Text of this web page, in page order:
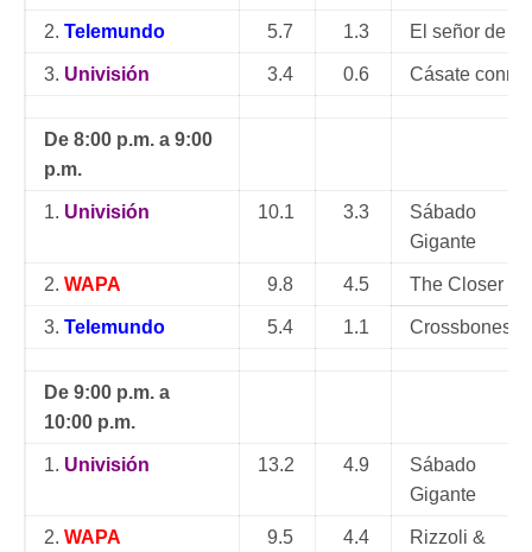
2. Telemundo 5.7 1.3 El señor de
3. Univisión 3.4 0.6 Cásate
De 8:00 p.m. a 9:00
p.m.
1. Univisión 10.1 3.3
Sábado
Gigante
2. WAPA 9.8 4.5 The Closer
3. Telemundo 5.4 1.1 Crossbones:
De 9:00 p.m. a
10:00 p.m.
1. Univisión 13.2 4.9
Sábado
Gigante
2. WAPA 9.5 4.4
Rizzoli &